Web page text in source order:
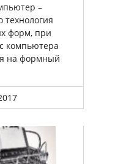
–
технология
форм, при
компьютера
на формный